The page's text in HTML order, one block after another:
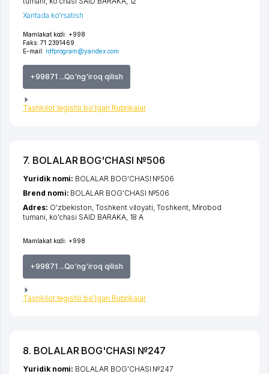
Mamlakat kodi: +998
Faks: 71 2391469
E-mail: rdfprogram@yandex.com
+99871 ...Qo'ng'iroq qilish
Tashkilot tegishli bo'lgan Rubrikalar
Xaritada ko'rsatish
7. BOLALAR BOG'CHASI №506
Mamlakat kodi: +998
+99871 ...Qo'ng'iroq qilish
Tashkilot tegishli bo'lgan Rubrikalar
Yuridik nomi: BOLALAR BOG'CHASI №506
Brend nomi: BOLALAR BOG'CHASI №506
Adres: O'zbekiston,Toshkent viloyati,Toshkent, Mirobod
tumani, ko'chasi SAID BARAKA, 18 А
8. BOLALAR BOG'CHASI №247
Yuridik nomi: BOLALAR BOG'CHASI №247